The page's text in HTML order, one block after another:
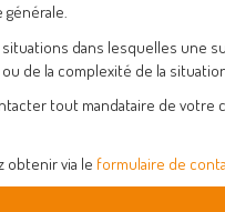
situations dans lesquelles une
de la complexité de la
tout mandataire de votre
obtenir via le formulaire de